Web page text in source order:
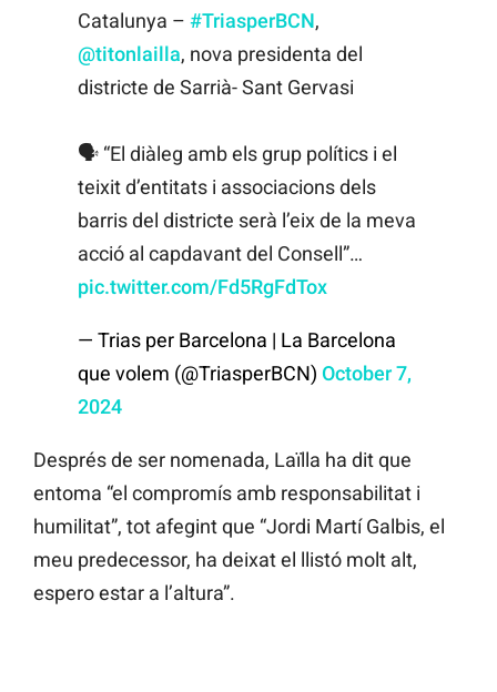
Catalunya – #TriasperBCN,
@titonlailla, nova presidenta del
districte de Sarrià- Sant Gervasi
🗣️ “El diàleg amb els grup polítics i el
teixit d’entitats i associacions dels
barris del districte serà l’eix de la meva
acció al capdavant del Consell”…
pic.twitter.com/Fd5RgFdTox
— Trias per Barcelona | La Barcelona
que volem (@TriasperBCN) October 7,
2024
Després de ser nomenada, Laïlla ha dit que
entoma “el compromís amb responsabilitat i
humilitat”, tot afegint que “Jordi Martí Galbis, el
meu predecessor, ha deixat el llistó molt alt,
espero estar a l’altura”.